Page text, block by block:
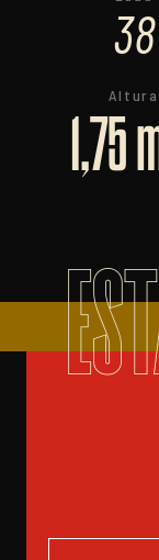
38
Altura
1,75